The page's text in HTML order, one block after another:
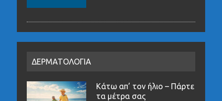
ΔΕΡΜΑΤΟΛΟΓΙΑ
Κάτω απ’ τον ήλιο – Πάρτε
τα μέτρα σας